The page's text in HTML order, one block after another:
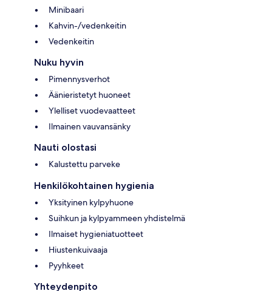
Minibaari
Kahvin-/vedenkeitin
Vedenkeitin
Nuku hyvin
Pimennysverhot
Äänieristetyt huoneet
Ylelliset vuodevaatteet
Ilmainen vauvansänky
Nauti olostasi
Kalustettu parveke
Henkilökohtainen hygienia
Yksityinen kylpyhuone
Suihkun ja kylpyammeen yhdistelmä
Ilmaiset hygieniatuotteet
Hiustenkuivaaja
Pyyhkeet
Yhteydenpito